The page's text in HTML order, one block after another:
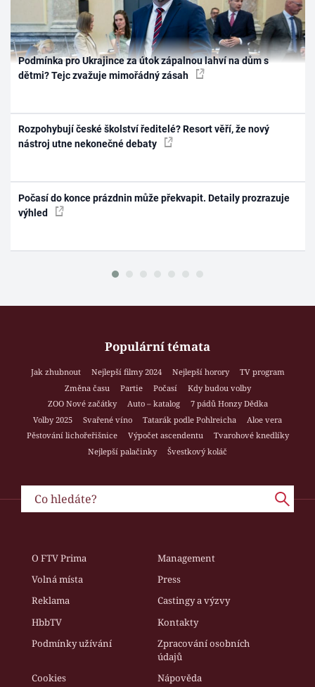
Podmínka pro Ukrajince za útok zápalnou lahví na dům s
dětmi? Tejc zvažuje mimořádný zásah
Rozpohybují české školství ředitelé? Resort věří, že nový
nástroj utne nekonečné debaty
Počasí do konce prázdnin může překvapit. Detaily prozrazuje
výhled
Populární témata
Jak zhubnout Nejlepší filmy 2024 Nejlepší horory
TV program
Změna času
Partie Počasí
Kdy budou volby
ZOO Nové začátky
Auto – katalog
7 pádů Honzy Dědka
Volby 2025
Svařené víno Tatarák podle Pohlreicha
Aloe vera
Pěstování lichořeřišnice
Výpočet ascendentu
Tvarohové knedlíky
Nejlepší palačinky
Švestkový koláč
O FTV Prima
Management
Volná místa
Press
Reklama
Castingy a výzvy
HbbTV
Kontakty
Podmínky užívání
Zpracování osobních
údajů
Cookies
Nápověda